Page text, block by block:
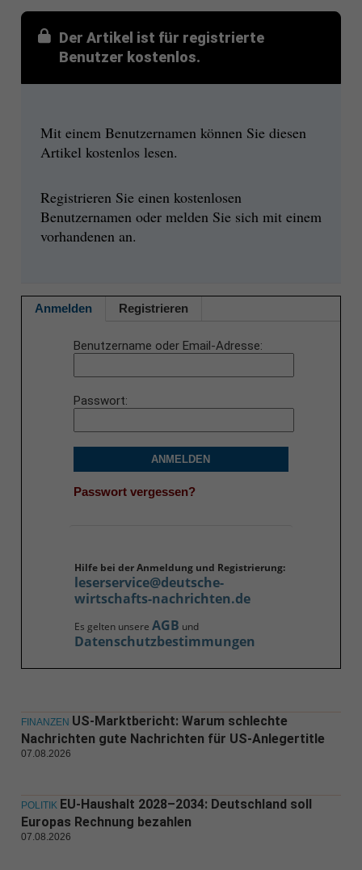
Der Artikel ist für registrierte
Benutzer kostenlos.
Mit einem Benutzernamen können Sie diesen
Artikel kostenlos lesen.
Registrieren Sie einen kostenlosen
Benutzernamen oder melden Sie sich mit einem
vorhandenen an.
Anmelden Registrieren
Benutzername oder Email-Adresse
Passwort
ANMELDEN
Passwort vergessen?
Hilfe bei der Anmeldung und Registrierung:
leserservice@deutsche-
wirtschafts-nachrichten.de
Es gelten unsere AGB und
Datenschutzbestimmungen
FINANZEN US-Marktbericht: Warum schlechte
Nachrichten gute Nachrichten für US-Anlegertitle
07.08.2026
POLITIK EU-Haushalt 2028–2034: Deutschland soll
Europas Rechnung bezahlen
07.08.2026